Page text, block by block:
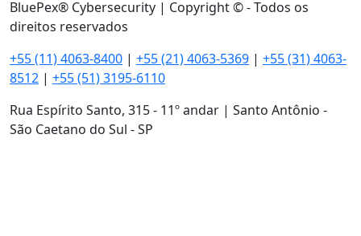
BluePex® Cybersecurity | Copyright © - Todos os
direitos reservados
+55 (11) 4063-8400 | +55 (21) 4063-5369 | +55 (31) 4063-
8512 | +55 (51) 3195-6110
Rua Espírito Santo, 315 - 11º andar | Santo Antônio -
São Caetano do Sul - SP